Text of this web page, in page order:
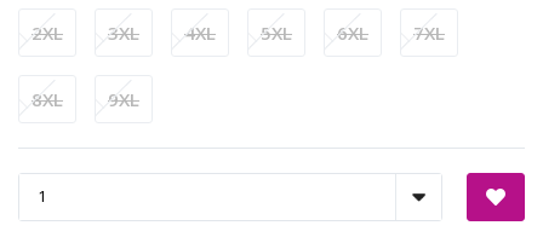
2XL 3XL 4XL 5XL 6XL 7XL
8XL 9XL